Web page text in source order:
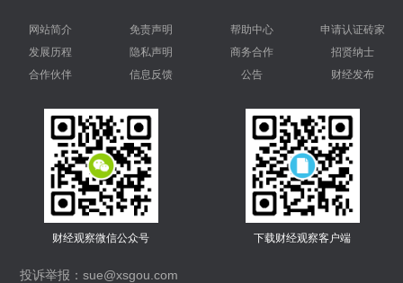
网站简介
发展历程
合作伙伴
免责声明
隐私声明
信息反馈
帮助中心
商务合作
公告
申请认证砖家
招贤纳士
财经发布
财经观察微信公众号 下载财经观察客户端
投诉举报：sue@xsgou.com